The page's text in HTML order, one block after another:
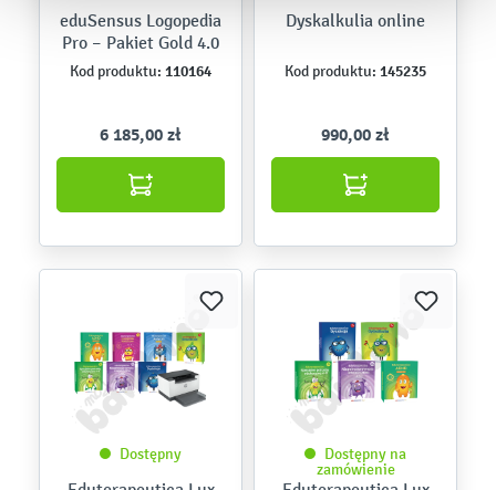
eduSensus Logopedia
Pro – Pakiet Gold 4.0
Kod produktu: 110164
6 185,00 zł
Dyskalkulia online
Kod produktu: 145235
990,00 zł
Dostępny
Dostępny na
zamówienie